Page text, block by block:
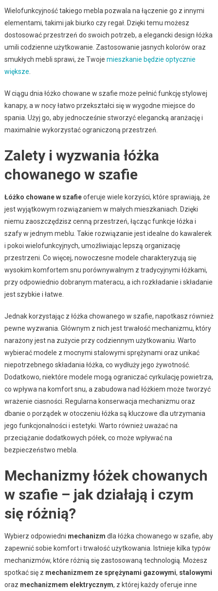
Wielofunkcyjność takiego mebla pozwala na łączenie go z innymi
elementami, takimi jak biurko czy regał. Dzięki temu możesz
dostosować przestrzeń do swoich potrzeb, a elegancki design łóżka
umili codzienne użytkowanie. Zastosowanie jasnych kolorów oraz
smukłych mebli sprawi, że Twoje mieszkanie będzie optycznie
większe
W ciągu dnia łóżko chowane w szafie może pełnić funkcję stylowej
kanapy, a w nocy łatwo przekształci się w wygodne miejsce do
spania. Użyj go, aby jednocześnie stworzyć elegancką aranżację i
maximalnie wykorzystać ograniczoną przestrzeń.
Zalety i wyzwania łóżka
chowanego w szafie
Łóżko chowane w szafieoferuje wiele korzyści, które sprawiają, że
jest wyjątkowym rozwiązaniem w małych mieszkaniach. Dzięki
niemu zaoszczędzisz cenną przestrzeń, łącząc funkcje łóżka i
szafy w jednym meblu. Takie rozwiązanie jest idealne do kawalerek
i pokoi wielofunkcyjnych, umożliwiając lepszą organizację
przestrzeni. Co więcej, nowoczesne modele charakteryzują się
wysokim komfortem snu porównywalnym z tradycyjnymi łóżkami,
przy odpowiednio dobranym materacu, a ich rozkładanie i składanie
jest szybkie i łatwe.
Jednak korzystając z łóżka chowanego w szafie, napotkasz również
pewne wyzwania. Głównym z nich jest trwałość mechanizmu, który
narażony jest na zużycie przy codziennym użytkowaniu. Warto
wybierać modele z mocnymi stalowymi sprężynami oraz unikać
niepotrzebnego składania łóżka, co wydłuży jego żywotność.
Dodatkowo, niektóre modele mogą ograniczać cyrkulację powietrza,
co wpływa na komfort snu, a zabudowa nad łóżkiem może tworzyć
wrażenie ciasności. Regularna konserwacja mechanizmu oraz
dbanie o porządek w otoczeniu łóżka są kluczowe dla utrzymania
jego funkcjonalności i estetyki. Warto również uważać na
przeciążanie dodatkowych półek, co może wpływać na
bezpieczeństwo mebla.
Mechanizmy łóżek chowanych
w szafie – jak działają i czym
się różnią?
Wybierz odpowiedni mechanizm dla łóżka chowanego w szafie, aby
zapewnić sobie komfort i trwałość użytkowania. Istnieje kilka typów
mechanizmów, które różnią się zastosowaną technologią. Możesz
spotkać się z mechanizmem ze sprężynami gazowymi, stalowymi
oraz mechanizmem elektrycznym, z której każdy oferuje inne